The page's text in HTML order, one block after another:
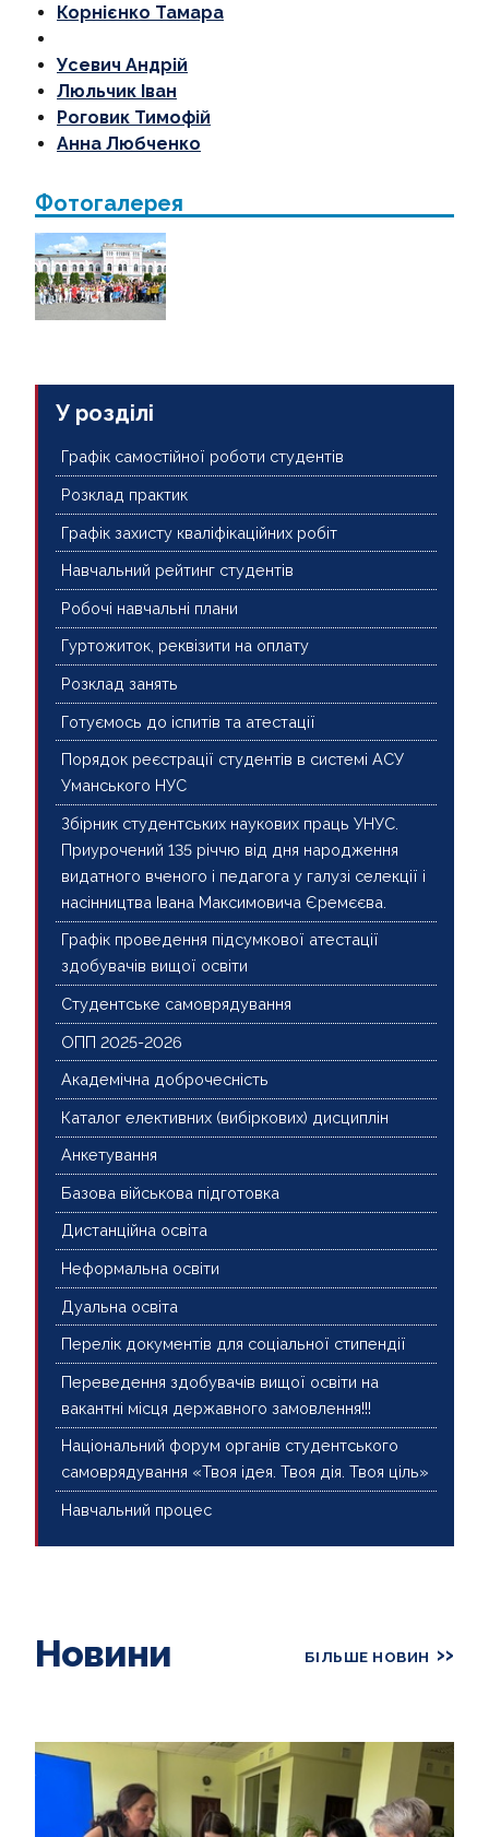
Корнієнко Тамара
Усевич Андрій
Люльчик Іван
Роговик Тимофій
Анна Любченко
Фотогалерея
У розділі
Графік самостійної роботи студентів
Розклад практик
Графік захисту кваліфікаційних робіт
Навчальний рейтинг студентів
Робочі навчальні плани
Гуртожиток, реквізити на оплату
Розклад занять
Готуємось до іспитів та атестації
Порядок реєстрації студентів в системі АСУ
Уманського НУС
Збірник студентських наукових праць УНУС.
Приурочений 135 річчю від дня народження
видатного вченого і педагога у галузі селекції і
насінництва Івана Максимовича Єремєєва.
Графік проведення підсумкової атестації
здобувачів вищої освіти
Студентське самоврядування
ОПП 2025-2026
Академічна доброчесність
Каталог елективних (вибіркових) дисциплін
Анкетування
Базова військова підготовка
Дистанційна освіта
Неформальна освіти
Дуальна освіта
Перелік документів для соціальної стипендії
Переведення здобувачів вищої освіти на
вакантні місця державного замовлення!!!
Національний форум органів студентського
самоврядування «Твоя ідея. Твоя дія. Твоя ціль»
Навчальний процес
Новини БІЛЬШЕ НОВИН